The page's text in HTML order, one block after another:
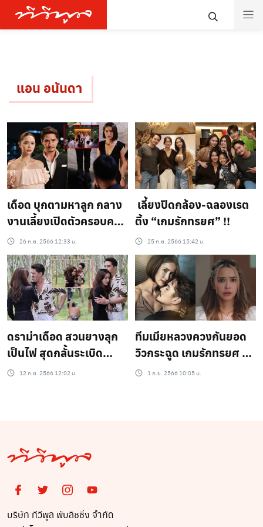
แอน อนันดา
เดือด บุกตามหาลูก กลาง
งานเลี้ยงเปิดตัวครอบครัว
ใหม่26 ก.ย. 2566 12:33 น.
เลี้ยงปิดกล้อง-ฉลองเรต
ติ้ง “เกมรักทรยศ” !!
25 ก.ย. 2566 15:42 น.
ดราม่าเดือด สวนยางลุก
เป็นไฟ สุดกลั้นระเบิด
อารมณ์ไม่ทนผัวชั่วอีกต่อ
12 ก.ย. 2566 12:02 น.
ทีมเมียหลวงควงกันยอด
วิวกระฉูด เกมรักทรยศ “A
World of Married
1 ก.ย. 2566 10:05 น.
บริษัท ทีวีพูล พับลิชชิ่ง จำกัด